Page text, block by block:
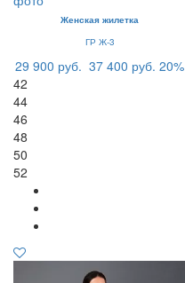
Женская жилетка
ГР Ж-3
29 900 руб. 37 400 руб. 20%
42
44
46
48
50
52